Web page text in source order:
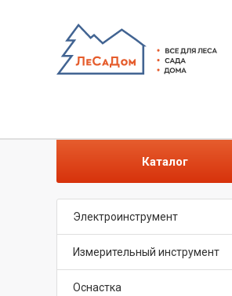
Каталог
Электроинструмент
Измерительный инструмент
Оснастка